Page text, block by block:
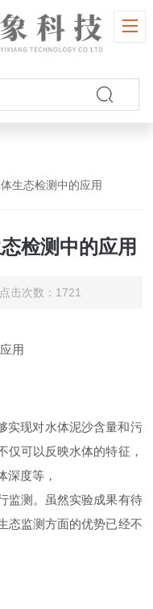
生态检测中的应用
检测中的应用
次数：1721
用
实现对水体泥沙含量和污
仅可以反映水体的特征，
深度等，
监测。虽然实验成果有待
态监测方面的优势已经不